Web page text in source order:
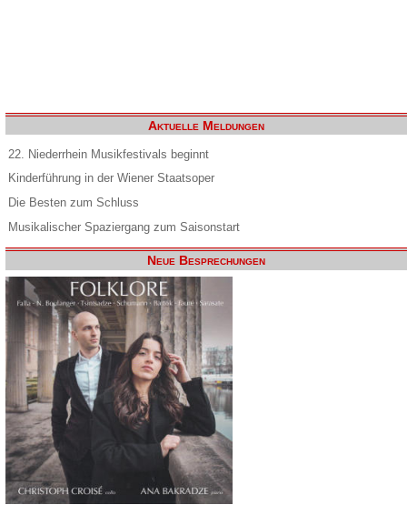
Aktuelle Meldungen
22. Niederrhein Musikfestivals beginnt
Kinderführung in der Wiener Staatsoper
Die Besten zum Schluss
Musikalischer Spaziergang zum Saisonstart
Neue Besprechungen